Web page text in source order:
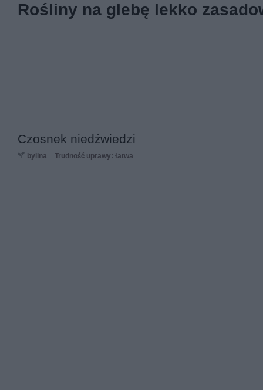
Rośliny na glebę lekko
Czosnek niedźwiedzi
bylina Trudność uprawy: łatwa